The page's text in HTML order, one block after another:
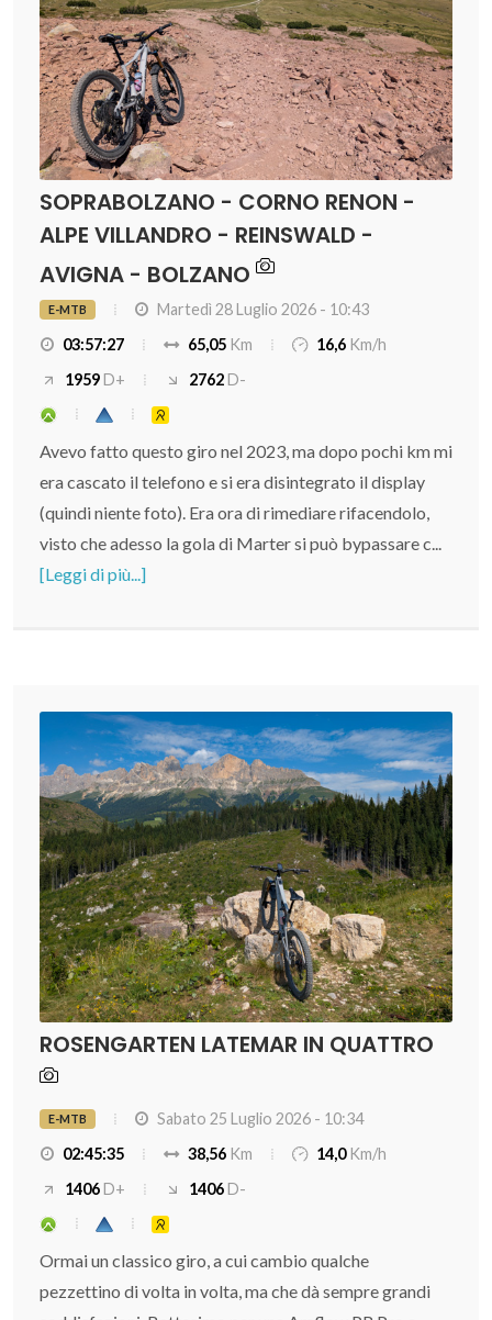
SOPRABOLZANO - CORNO RENON -
ALPE VILLANDRO - REINSWALD -
AVIGNA - BOLZANO
E-MTB
Martedì 28 Luglio 2026 - 10:43
03:57:27
65,05 Km 16,6 Km/h
1959D+ 2762D-
Avevo fatto questo giro nel 2023, ma dopo pochi km mi
era cascato il telefono e si era disintegrato il display
(quindi niente foto). Era ora di rimediare rifacendolo,
visto che adesso la gola di Marter si può bypassare c...
[Leggi di più...]
ROSENGARTEN LATEMAR IN QUATTRO
E-MTB
Sabato 25 Luglio 2026 - 10:34
02:45:35
38,56 Km 14,0Km/h
1406D+ 1406D-
Ormai un classico giro, a cui cambio qualche
pezzettino di volta in volta, ma che dà sempre grandi